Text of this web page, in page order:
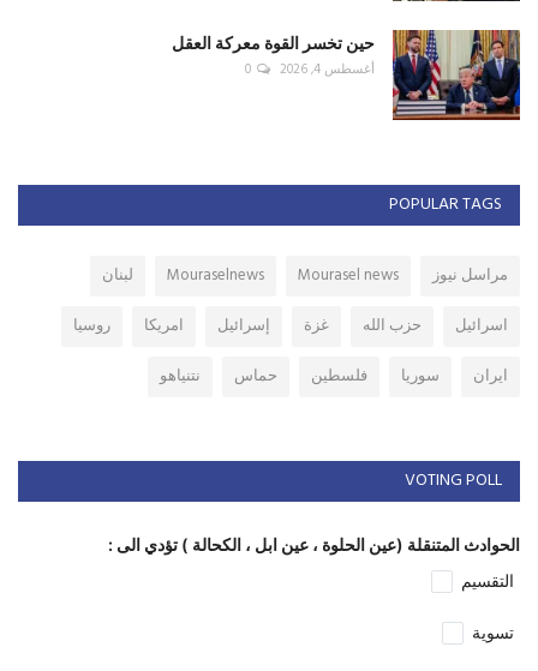
حين تخسر القوة معركة العقل
أغسطس 4, 2026 0
POPULAR TAGS
مراسل نيوز Mourasel news
Mouraselnews
لبنان
اسرائيل
حزب الله غزة إسرائيل امريكا
روسيا
ايران
سوريا فلسطين حماس نتنياهو
VOTING POLL
الحوادث المتنقلة (عين الحلوة ، عين ابل ، الكحالة ) تؤدي الى :
التقسيم
تسوية